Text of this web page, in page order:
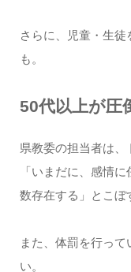
さらに、児童・生
も。
50代以上が圧
県教委の担当者は、
「いまだに、感情
数存在する」とこぼ
また、体罰を行っ
い。